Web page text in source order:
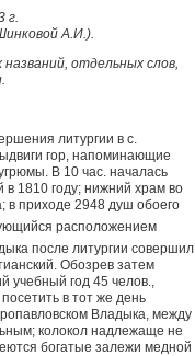
г.
А.И.).
отдельных слов,
литургии в с.
гор, напоминающие
В 10 час. началась
1810 году; нижний храм во
в приходе 2948 душ обоего
расположением
после литургии совершил
Обозрев затем
учебный год 45 челов.,
в тот же день
Владыка, между
колокол надлежаще не
богатые залежи медной